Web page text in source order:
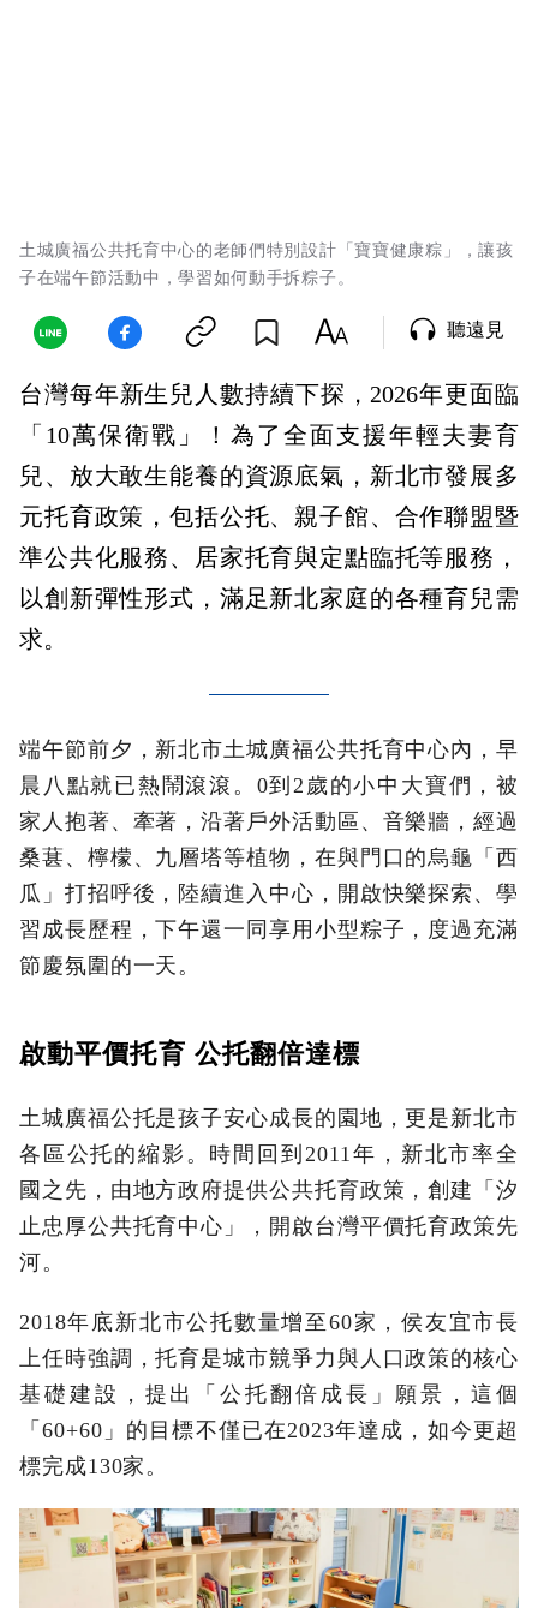
土城廣福公共托育中心的老師們特別設計「寶寶健康粽」，讓孩
子在端午節活動中，學習如何動手拆粽子。
聽遠見
台灣每年新生兒人數持續下探，2026年更面臨
「10萬保衛戰」！為了全面支援年輕夫妻育
兒、放大敢生能養的資源底氣，新北市發展多
元托育政策，包括公托、親子館、合作聯盟暨
準公共化服務、居家托育與定點臨托等服務，
以創新彈性形式，滿足新北家庭的各種育兒需
求。
端午節前夕，新北市土城廣福公共托育中心內，早
晨八點就已熱鬧滾滾。0到2歲的小中大寶們，被
家人抱著、牽著，沿著戶外活動區、音樂牆，經過
桑葚、檸檬、九層塔等植物，在與門口的烏龜「西
瓜」打招呼後，陸續進入中心，開啟快樂探索、學
習成長歷程，下午還一同享用小型粽子，度過充滿
節慶氛圍的一天。
啟動平價托育 公托翻倍達標
土城廣福公托是孩子安心成長的園地，更是新北市
各區公托的縮影。時間回到2011年，新北市率全
國之先，由地方政府提供公共托育政策，創建「汐
止忠厚公共托育中心」，開啟台灣平價托育政策先
河。
2018年底新北市公托數量增至60家，侯友宜市長
上任時強調，托育是城市競爭力與人口政策的核心
基礎建設，提出「公托翻倍成長」願景，這個
「60+60」的目標不僅已在2023年達成，如今更超
標完成130家。